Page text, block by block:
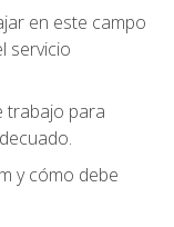
en este campo
servicio
trabajo para
y cómo debe